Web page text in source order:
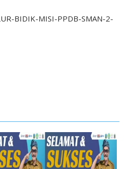
BIDIK-MISI-PPDB-SMAN-2-